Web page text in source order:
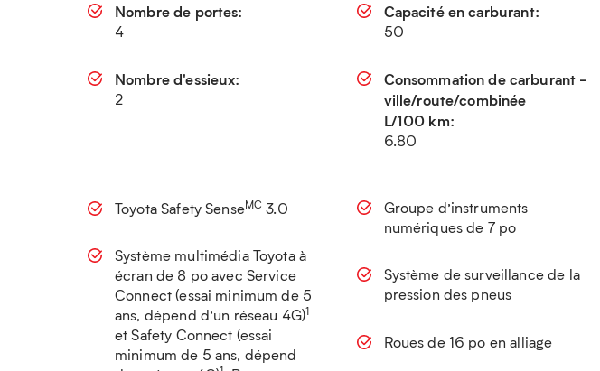
Nombre de portes:
4
Nombre d'essieux:
2
Capacité en carburant:
50
Consommation de carburant -
ville/route/combinée
L/100 km:
6.80
Toyota Safety SenseMC 3.0
Système multimédia Toyota à
écran de 8 po avec Service
Connect (essai minimum de 5
ans, dépend d’un réseau 4G)1
et Safety Connect (essai
minimum de 5 ans, dépend
Groupe d’instruments
numériques de 7 po
Système de surveillance de la
pression des pneus
Roues de 16 po en alliage